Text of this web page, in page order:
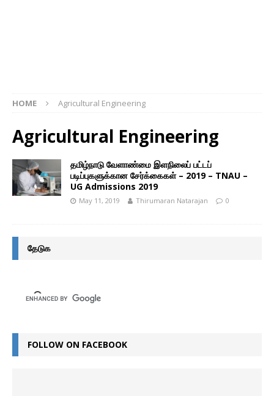
HOME Agricultural Engineering
Agricultural Engineering
தமிழ்நாடு வேளாண்மை இளநிலைப் பட்டப்
படிப்புகளுக்கான சேர்க்கைகள் – 2019 – TNAU –
UG Admissions 2019
May 11, 2019 Thirumaran Natarajan 0
தேடுக
FOLLOW ON FACEBOOK